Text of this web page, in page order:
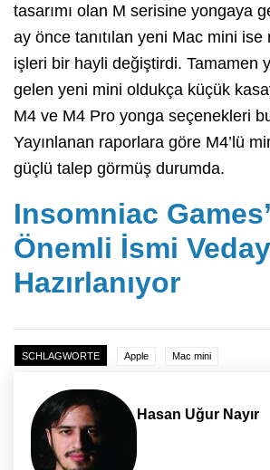
tasarımı olan M serisine yongaya
ay önce tanıtılan yeni Mac mini
işleri bir hayli değiştirdi. Tamamen
gelen yeni mini oldukça küçük
M4 ve M4 Pro yonga seçenekleri
Yayınlanan raporlara göre M4’lü
güçlü talep görmüş durumda.
Insomniac
Önemli İsmi
Hazırlanıyor
SCHLAGWORTE Apple Mac mini
Hasan Uğur Nayır